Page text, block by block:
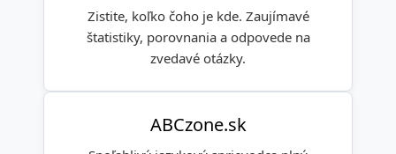
Zistite, koľko čoho je kde. Zaujímavé
štatistiky, porovnania a odpovede na
zvedavé otázky.
ABCzone.sk